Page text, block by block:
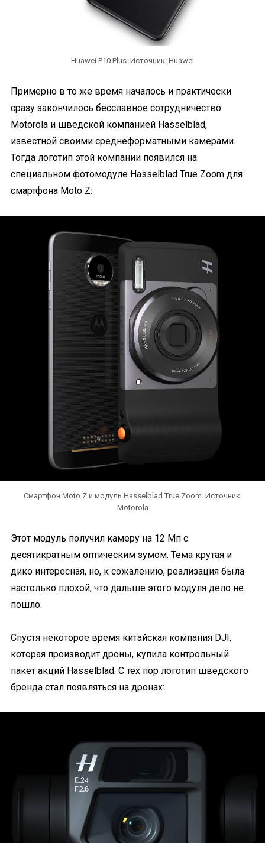
Huawei P10 Plus. Источник: Huawei
Примерно в то же время началось и практически
сразу закончилось бесславное сотрудничество
Motorola и шведской компанией Hasselblad,
известной своими среднеформатными камерами.
Тогда логотип этой компании появился на
специальном фотомодуле Hasselblad True Zoom для
смартфона Moto Z:
Смартфон Moto Z и модуль Hasselblad True Zoom. Источник:
Motorola
Этот модуль получил камеру на 12 Мп с
десятикратным оптическим зумом. Тема крутая и
дико интересная, но, к сожалению, реализация была
настолько плохой, что дальше этого модуля дело не
пошло.
Спустя некоторое время китайская компания DJI,
которая производит дроны, купила контрольный
пакет акций Hasselblad. С тех пор логотип шведского
бренда стал появляться на дронах: